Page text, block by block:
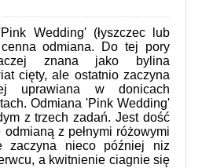
Wedding' (łyszczec lub
odmiana. Do tej pory
znana jako bylina
cięty, ale ostatnio zaczyna
uprawiana w donicach
Odmiana 'Pink Wedding'
z trzech zadań. Jest dość
z pełnymi różowymi
zaczyna nieco później niz
a kwitnienie ciagnie się